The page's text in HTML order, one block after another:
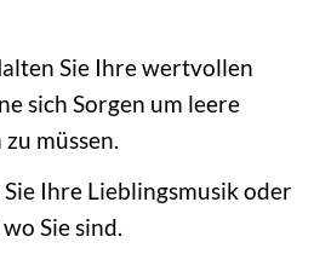
Sie Ihre wertvollen
sich Sorgen um leere
müssen.
Ihre Lieblingsmusik oder
Sie sind.